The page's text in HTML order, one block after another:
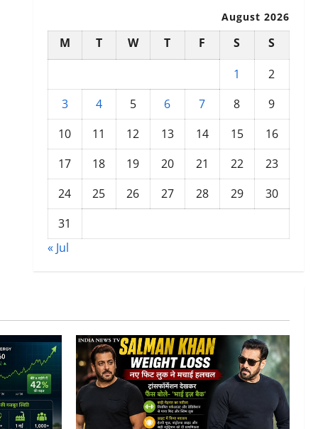
August 2026
M T W T F S
S
1
2
3
4 5 6 7 8
9
10
11 12 13 14 15
16
17
18 19 20 21 22
23
24
25 26 27 28 29
30
31
« Jul